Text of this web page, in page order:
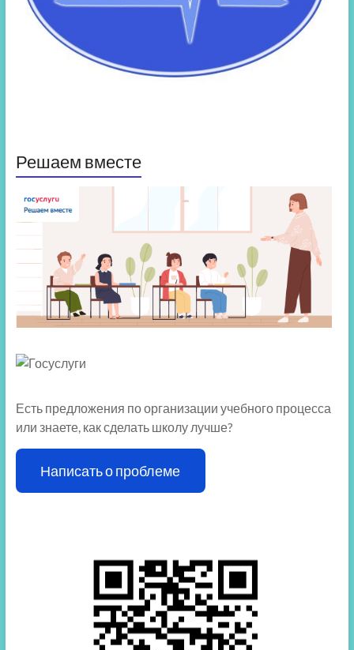
Решаем вместе
Есть предложения по организации учебного процесса
или знаете, как сделать школу лучше?
Написать о проблеме